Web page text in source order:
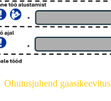
Ohutusjuhend gaasikeevitus